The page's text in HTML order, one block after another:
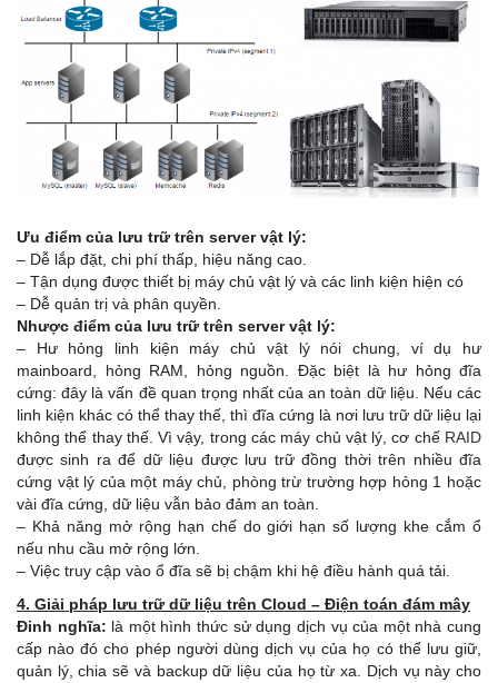
Ưu điểm của lưu trữ trên server vật lý:
– Dễ lắp đặt, chi phí thấp, hiệu năng cao.
– Tận dụng được thiết bị máy chủ vật lý và các linh kiện hiện có
– Dễ quản trị và phân quyền.
Nhược điểm của lưu trữ trên server vật lý:
– Hư hỏng linh kiện máy chủ vật lý nói chung, ví dụ hư
mainboard, hỏng RAM, hỏng nguồn. Đặc biệt là hư hỏng đĩa
cứng: đây là vấn đề quan trọng nhất của an toàn dữ liệu. Nếu các
linh kiện khác có thể thay thế, thì đĩa cứng là nơi lưu trữ dữ liệu lại
không thể thay thế. Vì vậy, trong các máy chủ vật lý, cơ chế RAID
được sinh ra để dữ liệu được lưu trữ đồng thời trên nhiều đĩa
cứng vật lý của một máy chủ, phòng trừ trường hợp hỏng 1 hoặc
vài đĩa cứng, dữ liệu vẫn bảo đảm an toàn.
– Khả năng mở rộng hạn chế do giới hạn số lượng khe cắm ổ
nếu nhu cầu mở rộng lớn.
– Việc truy cập vào ổ đĩa sẽ bị chậm khi hệ điều hành quá tải.
4. Giải pháp lưu trữ dữ liệu trên Cloud – Điện toán đám mây
Đinh nghĩa: là một hình thức sử dụng dịch vụ của một nhà cung
cấp nào đó cho phép người dùng dịch vụ của họ có thể lưu giữ,
quản lý, chia sẽ và backup dữ liệu của họ từ xa. Dịch vụ này cho